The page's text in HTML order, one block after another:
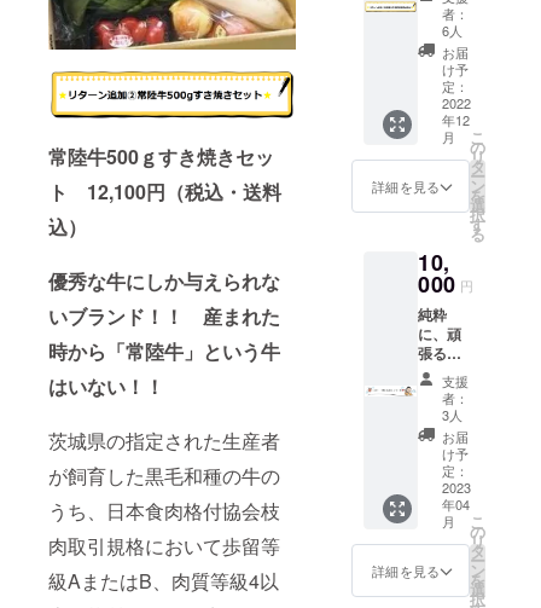
常陸牛500ｇすき焼きセッ
ト 12,100円（税込・送料
込）
優秀な牛にしか与えられな
いブランド！！ 産まれた
時から「常陸牛」という牛
はいない！！
茨城県の指定された生産者
が飼育した黒毛和種の牛の
うち、日本食肉格付協会枝
肉取引規格において歩留等
級AまたはB、肉質等級4以
年1月末まで到着
予定です。 ※お
うちデイⓇ（動
画配信）お試し
期間は、開始日
は2022年12月
12日月曜日よ
水曜日までと
なっておりま
デイ︎Ⓡお試し1ヶ
月会員QRコード
を読み込んでい
ただいた方は、
翌日朝7時より動
画配信されるよ
うセットされる
ので、クラファ
ン終了の2022年
12月11日までに
リターンを購入
された方は無料
でご利用いただ
けます。
くより
稲作が
盛んに
行われ
てきま
した。
長い歴
史と豊
かな風
土が、
のお
米」を
だして
おり、
今は関
東随一
の米ど
ころと
なって
いま
す。ツ
ヤ、コ
シ、粘
りの３
拍子が
揃った
せ
6,600円
（税
込・送
料込）
野菜の
中に入
れた
【約10
万～100
万個の
【生き
たま
ま】腸
まで届
くこと
によ
り、有
害菌を
減らし
て腸の
調子を
整える
効果が
ありま
す。是
非！こ
の機会
者：
6人
お届
け予
定：
2022
年12
月
詳細を見る
こ
の
リ
タ
ー
ン
を
選
択
す
る
10,
000 円
純粋
に、頑
張るお
うちデ
イを応
援した
い！！
そんな
お声に
を頂き
まし
た！！
そこ
で！一
緒に応
支援
者：
3人
お届
け予
定：
2023
年04
月
詳細を見る
こ
の
リ
タ
ー
ン
を
選
択